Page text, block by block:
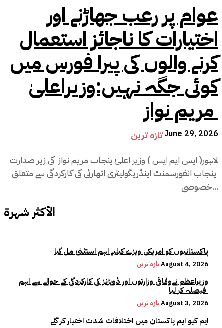
عوام پر رعب جھاڑنے اور
اختیارات کا ناجائز استعمال
کرنے والوں کی پیرا فورس میں
کوئی جگہ نہیں:وزیراعلیٰ
مریم نواز
تازہ ترینJune 29, 2026
لاہور( ایس ایم ایس ) وزیر اعلیٰ پنجاب مریم نواز کی زیر صدارت
پنجاب انفورسمنٹ اینڈریگولیٹری اتھارٹی کی کارکردگی سے متعلق
خصوصی...
الأكثر شهرة
پاکستانیوں کو امریکی ویزے کیلیے اہم استثنیٰ مل گیا
تازہ ترینAugust 4, 2026
وزیراعظم نےوفاقی وزارتوں اور ڈویژنز کی کارکردگی کے حوالے سے اہم
تازہ ترینAugust 3, 2026
ایم کیو ایم پاکستان میں اختلافات شدت اختیار کر گئے